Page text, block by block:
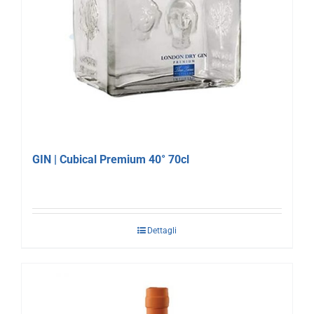
GIN | Cubical Premium 40° 70cl
Dettagli